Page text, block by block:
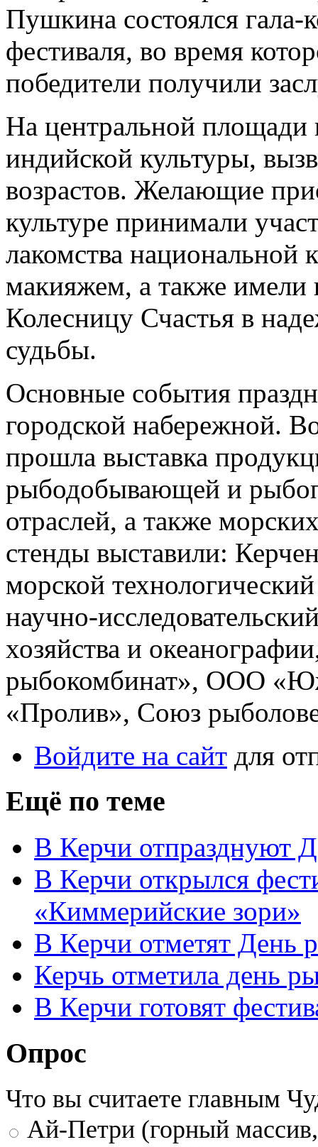
Пушкина состоялся гала-
фестиваля, во время
победители получили
На центральной площади
индийской культуры,
возрастов. Желающие
культуре принимали
лакомства
макияжем, а также имели
Колесницу Счастья в
судьбы.
Основные события
городской набережной.
прошла выставка
рыбодобывающей и
отраслей, а также
стенды выставили:
морской
научно-
хозяйства и
рыбокомбинат», ООО
«Пролив», Союз
Войдите на сайт для
Ещё по теме
В Керчи отпразднуют
В Керчи открылся
«Киммерийские зори»
В Керчи отметят День
Керчь отметила день
В Керчи готовят
Опрос
Что вы считаете главным
Ай-Петри (горный